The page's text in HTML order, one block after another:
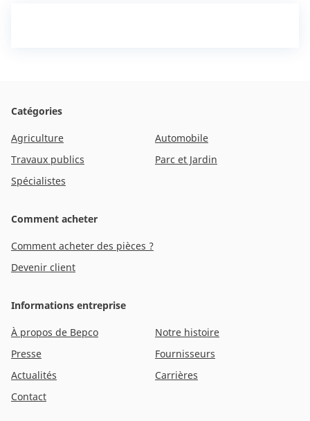
Catégories
Agriculture
Automobile
Travaux publics
Parc et Jardin
Spécialistes
Comment acheter
Comment acheter des pièces ?
Devenir client
Informations entreprise
À propos de Bepco
Notre histoire
Presse
Fournisseurs
Actualités
Carrières
Contact